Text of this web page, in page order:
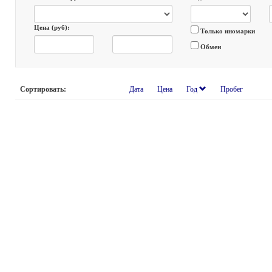
Цена (руб): Только иномарки
Обмен
Сортировать: Дата Цена Год Пробег